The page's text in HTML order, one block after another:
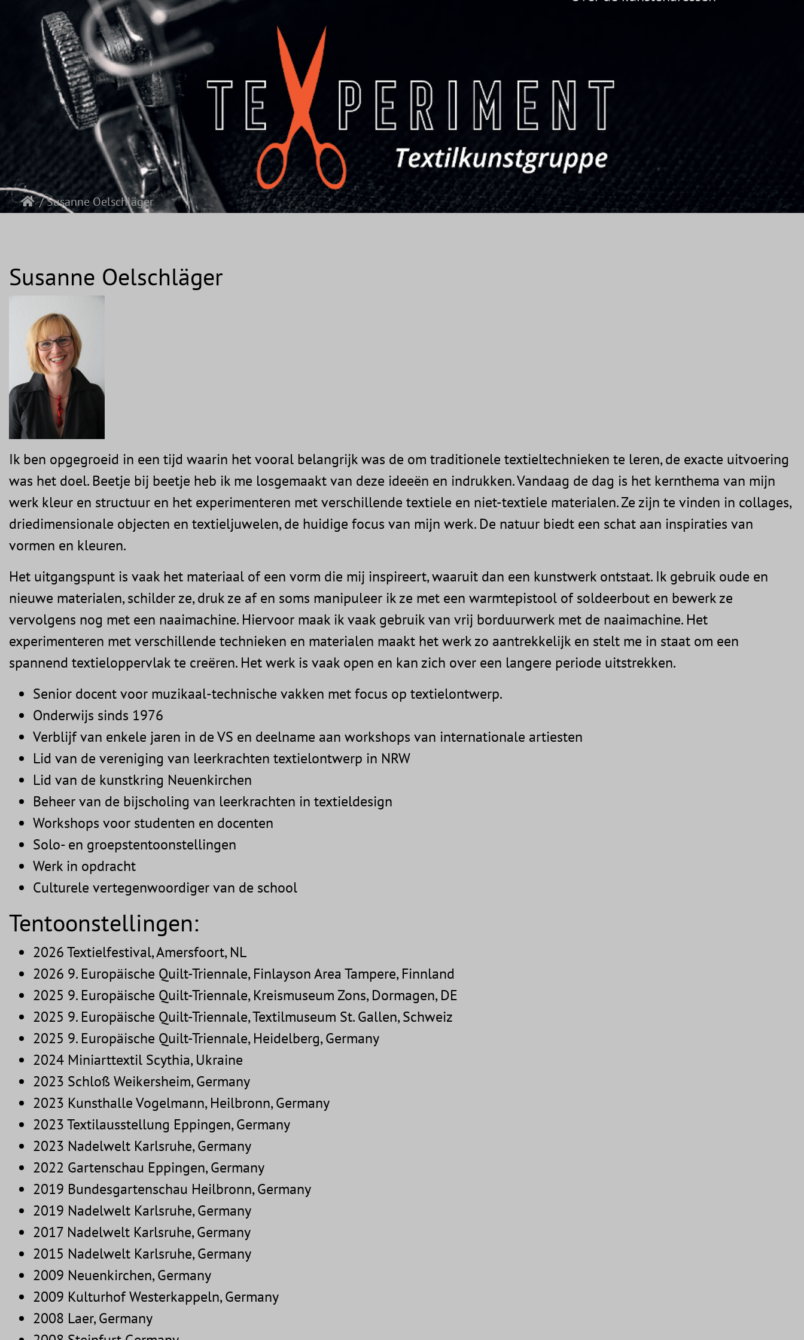
/ Susanne Oelschläger
Susanne Oelschläger
Ik ben opgegroeid in een tijd waarin het vooral belangrijk was de om traditionele textieltechnieken te leren, de exacte uitvoering
was het doel. Beetje bij beetje heb ik me losgemaakt van deze ideeën en indrukken. Vandaag de dag is het kernthema van mijn
werk kleur en structuur en het experimenteren met verschillende textiele en niet-textiele materialen. Ze zijn te vinden in collages,
driedimensionale objecten en textieljuwelen, de huidige focus van mijn werk. De natuur biedt een schat aan inspiraties van
vormen en kleuren.
Het uitgangspunt is vaak het materiaal of een vorm die mij inspireert, waaruit dan een kunstwerk ontstaat. Ik gebruik oude en
nieuwe materialen, schilder ze, druk ze af en soms manipuleer ik ze met een warmtepistool of soldeerbout en bewerk ze
vervolgens nog met een naaimachine. Hiervoor maak ik vaak gebruik van vrij borduurwerk met de naaimachine. Het
experimenteren met verschillende technieken en materialen maakt het werk zo aantrekkelijk en stelt me in staat om een
spannend textieloppervlak te creëren. Het werk is vaak open en kan zich over een langere periode uitstrekken.
Senior docent voor muzikaal-technische vakken met focus op textielontwerp.
Onderwijs sinds 1976
Verblijf van enkele jaren in de VS en deelname aan workshops van internationale artiesten
Lid van de vereniging van leerkrachten textielontwerp in NRW
Lid van de kunstkring Neuenkirchen
Beheer van de bijscholing van leerkrachten in textieldesign
Workshops voor studenten en docenten
Solo- en groepstentoonstellingen
Werk in opdracht
Culturele vertegenwoordiger van de school
Tentoonstellingen:
2026 Textielfestival, Amersfoort, NL
2026 9. Europäische Quilt-Triennale, Finlayson Area Tampere, Finnland
2025 9. Europäische Quilt-Triennale, Kreismuseum Zons, Dormagen, DE
2025 9. Europäische Quilt-Triennale, Textilmuseum St. Gallen, Schweiz
2025 9. Europäische Quilt-Triennale, Heidelberg, Germany
2024 Miniarttextil Scythia, Ukraine
2023 Schloß Weikersheim, Germany
2023 Kunsthalle Vogelmann, Heilbronn, Germany
2023 Textilausstellung Eppingen, Germany
2023 Nadelwelt Karlsruhe, Germany
2022 Gartenschau Eppingen, Germany
2019 Bundesgartenschau Heilbronn, Germany
2019 Nadelwelt Karlsruhe, Germany
2017 Nadelwelt Karlsruhe, Germany
2015 Nadelwelt Karlsruhe, Germany
2009 Neuenkirchen, Germany
2009 Kulturhof Westerkappeln, Germany
2008 Laer, Germany